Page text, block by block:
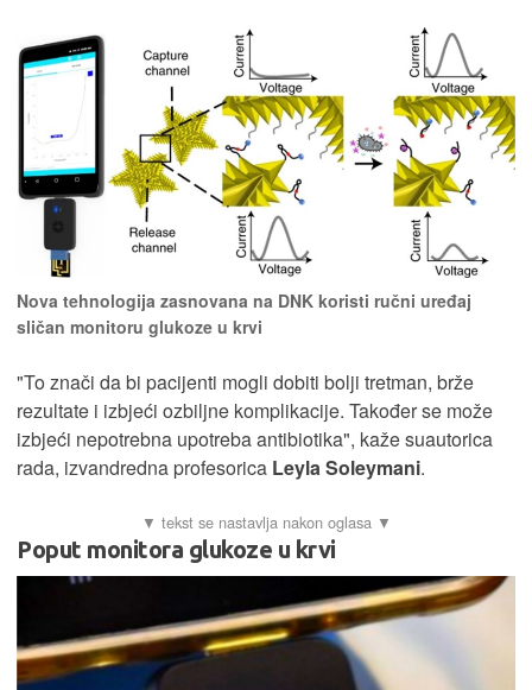
Nova tehnologija zasnovana na DNK koristi ručni uređaj
sličan monitoru glukoze u krvi
"To znači da bi pacijenti mogli dobiti bolji tretman, brže
rezultate i izbjeći ozbiljne komplikacije. Također se može
izbjeći nepotrebna upotreba antibiotika", kaže suautorica
rada, izvandredna profesorica Leyla Soleymani.
Poput monitora glukoze u krvi